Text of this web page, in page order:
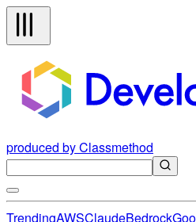
produced by Classmethod
TrendingAWSClaudeBedrock